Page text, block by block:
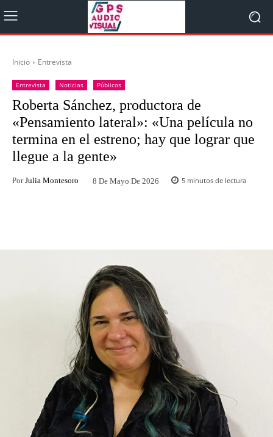
Inicio Entrevista
Entrevista Noticias Públicos
Roberta Sánchez, productora de
«Pensamiento lateral»: «Una película no
termina en el estreno; hay que lograr que
llegue a la gente»
Por Julia Montesoro 8 De Mayo De 2026 5 minutos de lectura